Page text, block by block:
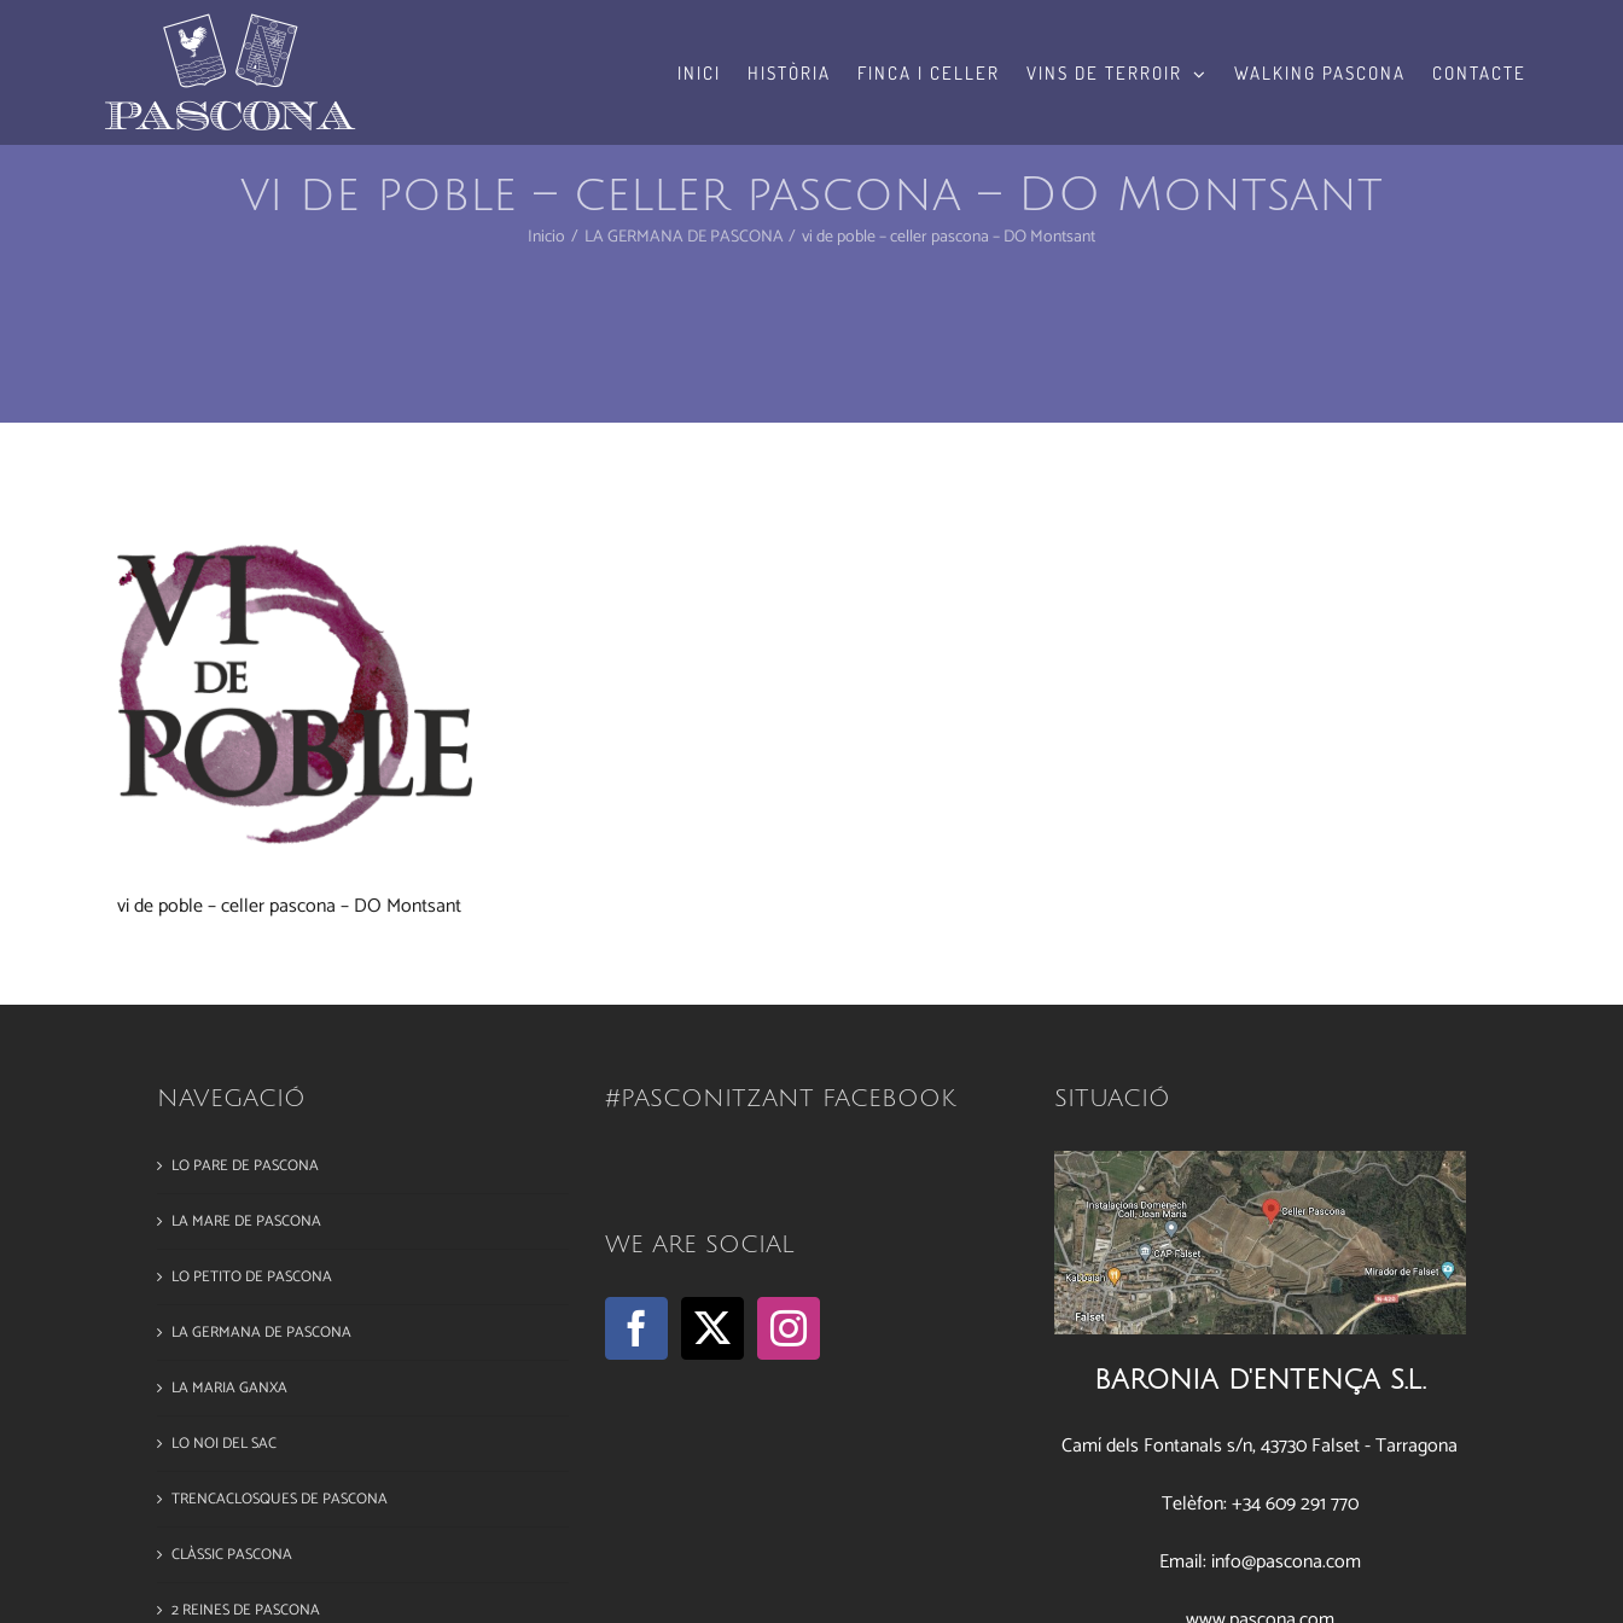
INICI HISTÒRIA FINCA I CELLER VINS DE TERROIR WALKING PASCONA CONTACTE
vi de poble – celler pascona – DO Montsant
Inicio LA GERMANA DE PASCONA vi de poble – celler pascona – DO Montsant
vi de poble – celler pascona – DO Montsant
NAVEGACIÓ
LO PARE DE PASCONA
LA MARE DE PASCONA
LO PETITO DE PASCONA
LA GERMANA DE PASCONA
LA MARIA GANXA
LO NOI DEL SAC
TRENCACLOSQUES DE PASCONA
CLÀSSIC PASCONA
2 REINES DE PASCONA
#PASCONITZANT FACEBOOK
WE ARE SOCIAL
SITUACIÓ
BARONIA D'ENTENÇA S.L.
Camí dels Fontanals s/n, 43730 Falset - Tarragona
Telèfon: +34 609 291 770
Email: info@pascona.com